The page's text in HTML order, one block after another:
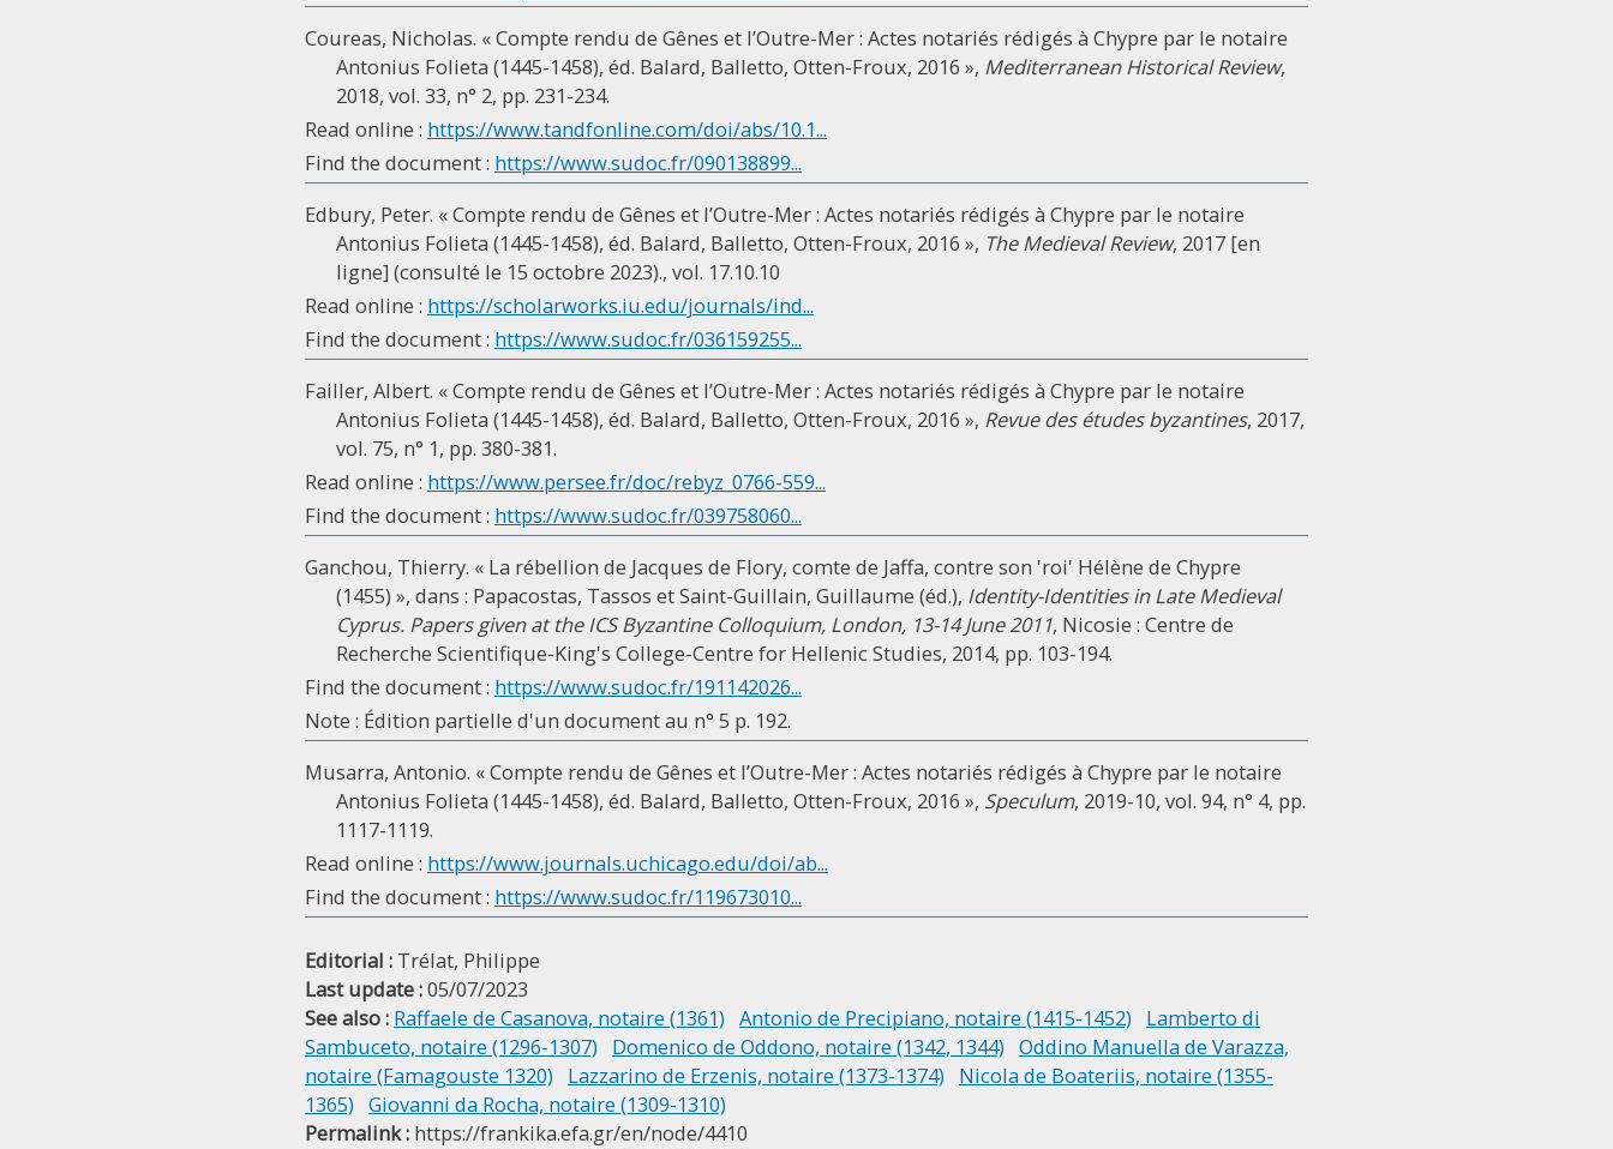
Coureas, Nicholas. « Compte rendu de Gênes et l’Outre-Mer : Actes notariés rédigés à Chypre par le notaire
Antonius Folieta (1445-1458), éd. Balard, Balletto, Otten-Froux, 2016 », Mediterranean Historical Review,
2018, vol. 33, n° 2, pp. 231-234.
Read online : https://www.tandfonline.com/doi/abs/10.1...
Find the document : https://www.sudoc.fr/090138899...
Edbury, Peter. « Compte rendu de Gênes et l’Outre-Mer : Actes notariés rédigés à Chypre par le notaire
Antonius Folieta (1445-1458), éd. Balard, Balletto, Otten-Froux, 2016 », The Medieval Review, 2017 [en
ligne] (consulté le 15 octobre 2023)., vol. 17.10.10
Read online : https://scholarworks.iu.edu/journals/ind...
Find the document : https://www.sudoc.fr/036159255...
Failler, Albert. « Compte rendu de Gênes et l’Outre-Mer : Actes notariés rédigés à Chypre par le notaire
Antonius Folieta (1445-1458), éd. Balard, Balletto, Otten-Froux, 2016 », Revue des études byzantines, 2017,
vol. 75, n° 1, pp. 380-381.
Read online : https://www.persee.fr/doc/rebyz_0766-559...
Find the document : https://www.sudoc.fr/039758060...
Ganchou, Thierry. « La rébellion de Jacques de Flory, comte de Jaffa, contre son 'roi' Hélène de Chypre
(1455) », dans : Papacostas, Tassos et Saint-Guillain, Guillaume (éd.), Identity-Identities in Late Medieval
Cyprus. Papers given at the ICS Byzantine Colloquium, London, 13-14 June 2011, Nicosie : Centre de
Recherche Scientifique-King's College-Centre for Hellenic Studies, 2014, pp. 103-194.
Find the document : https://www.sudoc.fr/191142026...
Note : Édition partielle d'un document au n° 5 p. 192.
Musarra, Antonio. « Compte rendu de Gênes et l’Outre-Mer : Actes notariés rédigés à Chypre par le notaire
Antonius Folieta (1445-1458), éd. Balard, Balletto, Otten-Froux, 2016 », Speculum, 2019-10, vol. 94, n° 4, pp.
1117-1119.
Read online : https://www.journals.uchicago.edu/doi/ab...
Find the document : https://www.sudoc.fr/119673010...
Editorial : Trélat, Philippe
Last update :05/07/2023
See also : Raffaele de Casanova, notaire (1361) Antonio de Precipiano, notaire (1415-1452)
Lamberto di
Sambuceto, notaire (1296-1307)
Domenico de Oddono, notaire (1342, 1344) Oddino Manuella de Varazza,
notaire (Famagouste 1320)
Lazzarino de Erzenis, notaire (1373-1374)
Nicola de Boateriis, notaire (1355-
1365) Giovanni da Rocha, notaire (1309-1310)
Permalink : https://frankika.efa.gr/en/node/4410